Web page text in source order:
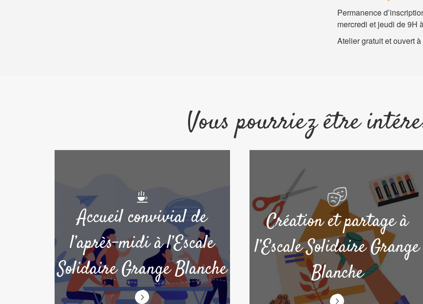
Permanence
mercredi et jeudi de 9H
Atelier gratuit et ouvert
Vous pourriez être
Accueil convivial de
l’après-midi à l’Escale
Solidaire Grange Blanche
Création et partage à
l’Escale Solidaire Grange
Blanche